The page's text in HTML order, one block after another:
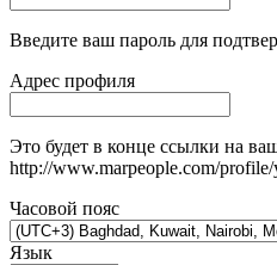
Введите ваш пароль для
Адрес профиля
Это будет в конце ссылки на
http://www.marpeople.com/profile/
Часовой пояс
Язык